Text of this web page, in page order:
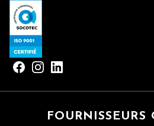
FOURNISSEURS